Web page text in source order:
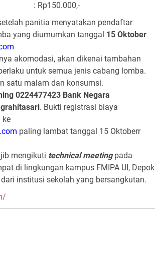
panitia menyatakan pendaftar
yang diumumkan tanggal 15 Oktober
akomodasi, akan dikenai tambahan
untuk semua jenis cabang lomba.
satu malam dan konsumsi.
0224477423 Bank Negara
. Bukti registrasi biaya
ke
paling lambat tanggal 15 Oktoberr
mengikuti technical meetingpada
di lingkungan kampus FMIPA UI, Depok
institusi sekolah yang bersangkutan.